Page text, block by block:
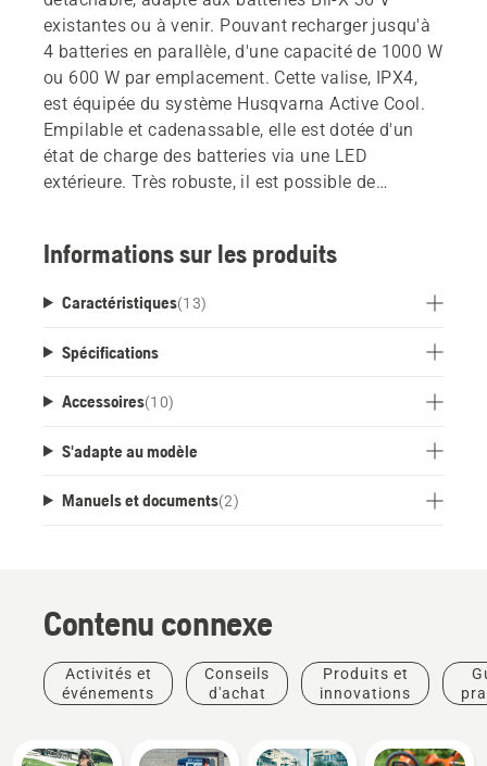
existantes ou à venir. Pouvant recharger jusqu'à
4 batteries en parallèle, d'une capacité de 1000 W
ou 600 W par emplacement. Cette valise, IPX4,
est équipée du système Husqvarna Active Cool.
Empilable et cadenassable, elle est dotée d'un
état de charge des batteries via une LED
extérieure. Très robuste, il est possible de
Informations sur les produits
Caractéristiques(13)
Spécifications
Accessoires(10)
S'adapte au modèle
Manuels et documents(2)
Contenu connexe
Activités et
événements
Conseils
d'achat
Produits et
innovations